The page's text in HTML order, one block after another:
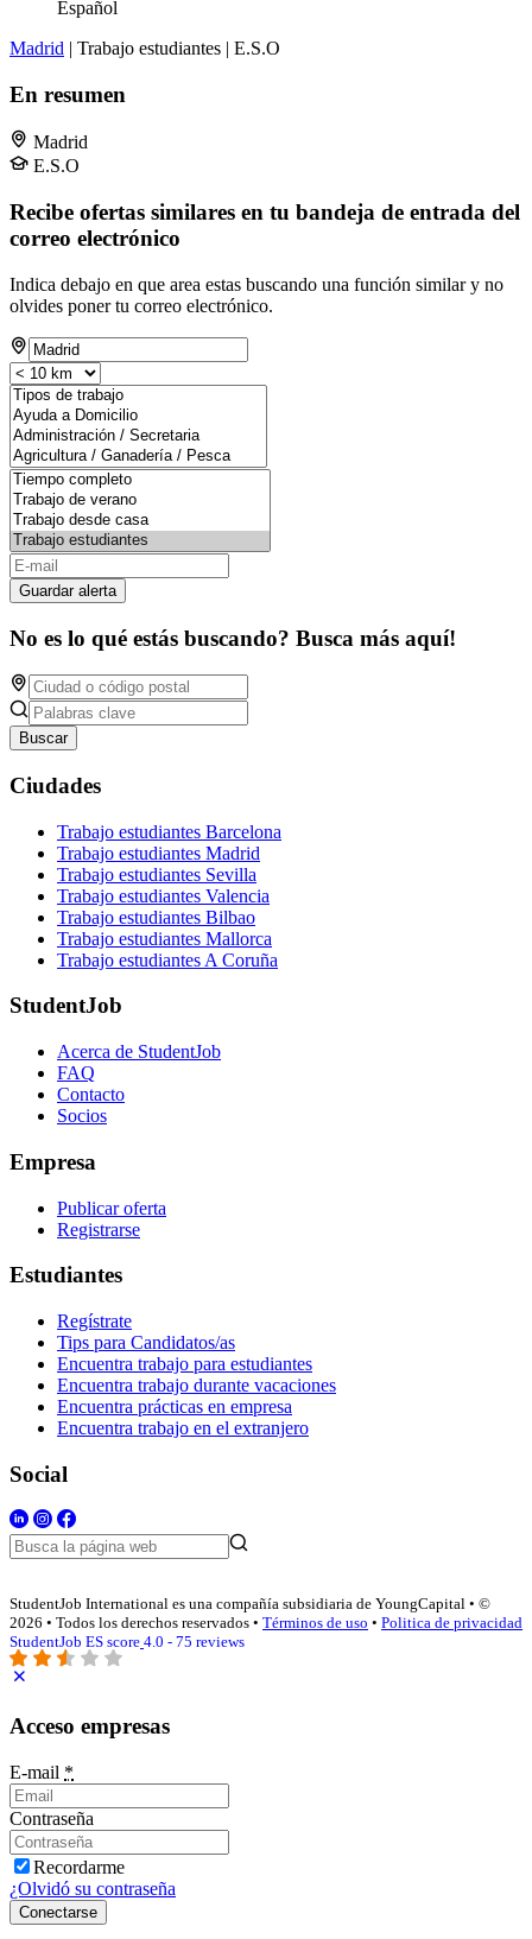
Español
Madrid | Trabajo estudiantes | E.S.O
En resumen
Madrid
E.S.O
Recibe ofertas similares en tu bandeja de entrada del
correo electrónico
Indica debajo en que area estas buscando una función similar y no
olvides poner tu correo electrónico.
Guardar alerta
No es lo qué estás buscando? Busca más aquí!
Buscar
Ciudades
Trabajo estudiantes Barcelona
Trabajo estudiantes Madrid
Trabajo estudiantes Sevilla
Trabajo estudiantes Valencia
Trabajo estudiantes Bilbao
Trabajo estudiantes Mallorca
Trabajo estudiantes A Coruña
StudentJob
Acerca de StudentJob
FAQ
Contacto
Socios
Empresa
Publicar oferta
Registrarse
Estudiantes
Regístrate
Tips para Candidatos/as
Encuentra trabajo para estudiantes
Encuentra trabajo durante vacaciones
Encuentra prácticas en empresa
Encuentra trabajo en el extranjero
Social
StudentJob International es una compañía subsidiaria de YoungCapital • ©
2026 • Todos los derechos reservados • Términos de uso • Politica de privacidad
StudentJob ES score 4.0 - 75 reviews
Acceso empresas
E-mail *
Contraseña
Recordarme
¿Olvidó su contraseña
Conectarse